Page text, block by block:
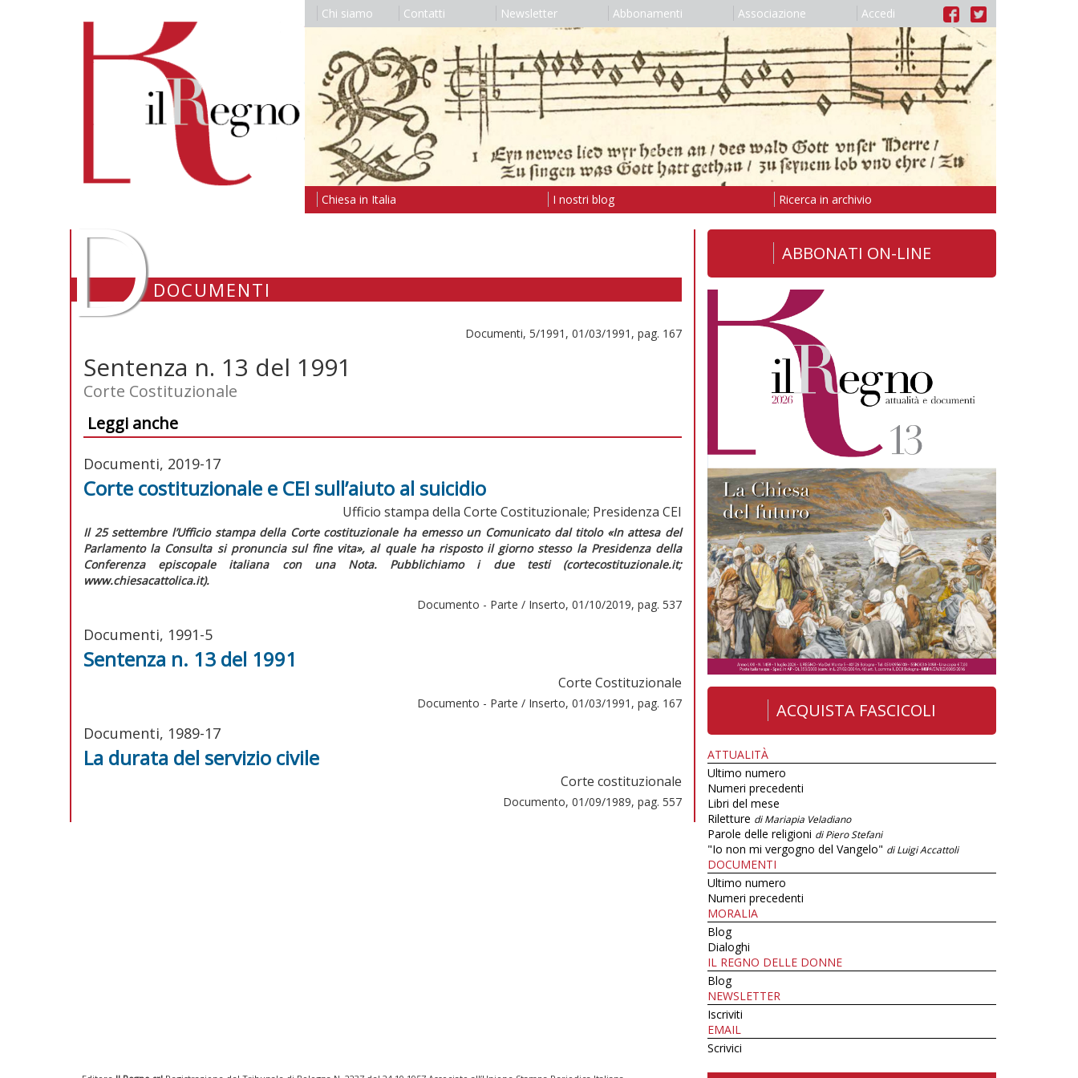
Chi siamo Contatti Newsletter Abbonamenti Associazione Accedi
Chiesa in Italia I nostri blog Ricerca in archivio
DDOCUMENTI
Documenti, 5/1991, 01/03/1991, pag. 167
Sentenza n. 13 del 1991
Corte Costituzionale
Leggi anche
Documenti, 2019-17
Corte costituzionale e CEI sull’aiuto al suicidio
Ufficio stampa della Corte Costituzionale; Presidenza CEI
Il 25 settembre l’Ufficio stampa della Corte costituzionale ha emesso un Comunicatodal titolo «In attesa del
Parlamento la Consulta si pronuncia sul fine vita», al quale ha risposto il giorno stesso la Presidenza della
Conferenza episcopale italiana con una Nota. Pubblichiamo i due testi (cortecostituzionale.it;
www.chiesacattolica.it).
Documento - Parte / Inserto, 01/10/2019, pag. 537
Documenti, 1991-5
Sentenza n. 13 del 1991
Corte Costituzionale
Documento - Parte / Inserto, 01/03/1991, pag. 167
Documenti, 1989-17
La durata del servizio civile
Corte costituzionale
Documento, 01/09/1989, pag. 557
ABBONATI ON-LINE
ACQUISTA FASCICOLI
ATTUALITÀ
Ultimo numero
Numeri precedenti
Libri del mese
Riletture di Mariapia Veladiano
Parole delle religioni di Piero Stefani
"Io non mi vergogno del Vangelo" di Luigi Accattoli
DOCUMENTI
Ultimo numero
Numeri precedenti
MORALIA
Blog
Dialoghi
IL REGNO DELLE DONNE
Blog
NEWSLETTER
Iscriviti
EMAIL
Scrivici